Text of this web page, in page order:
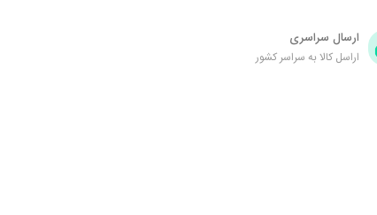
ارسال سراسری
اراسل کالا به سراسر کشور